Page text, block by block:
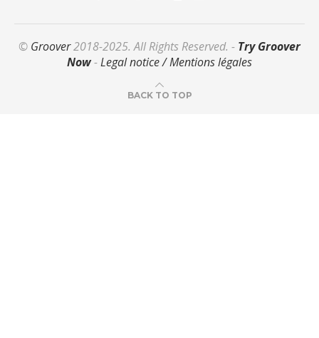
© Groover2018-2025. All Rights Reserved. - Try Groover
Now-Legal notice / Mentions légales
BACK TO TOP